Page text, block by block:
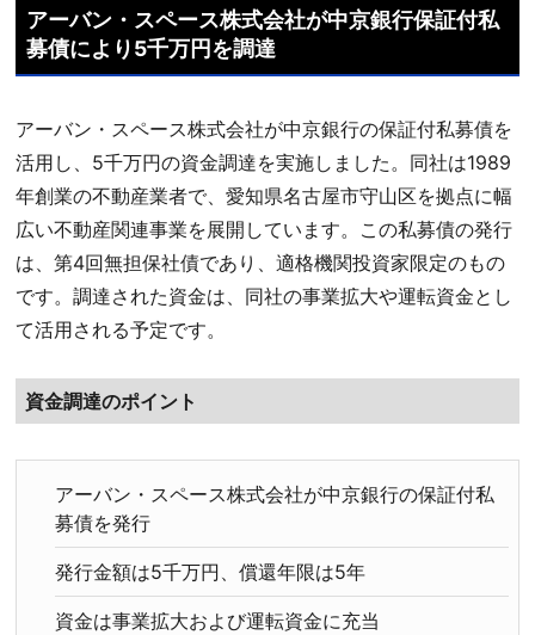
アーバン・スペース株式会社が中京銀行保証付私
募債により5千万円を調達
アーバン・スペース株式会社が中京銀行の保証付私募債を
活用し、5千万円の資金調達を実施しました。同社は1989
年創業の不動産業者で、愛知県名古屋市守山区を拠点に幅
広い不動産関連事業を展開しています。この私募債の発行
は、第4回無担保社債であり、適格機関投資家限定のもの
です。調達された資金は、同社の事業拡大や運転資金とし
て活用される予定です。
資金調達のポイント
アーバン・スペース株式会社が中京銀行の保証付私
募債を発行
発行金額は5千万円、償還年限は5年
資金は事業拡大および運転資金に充当